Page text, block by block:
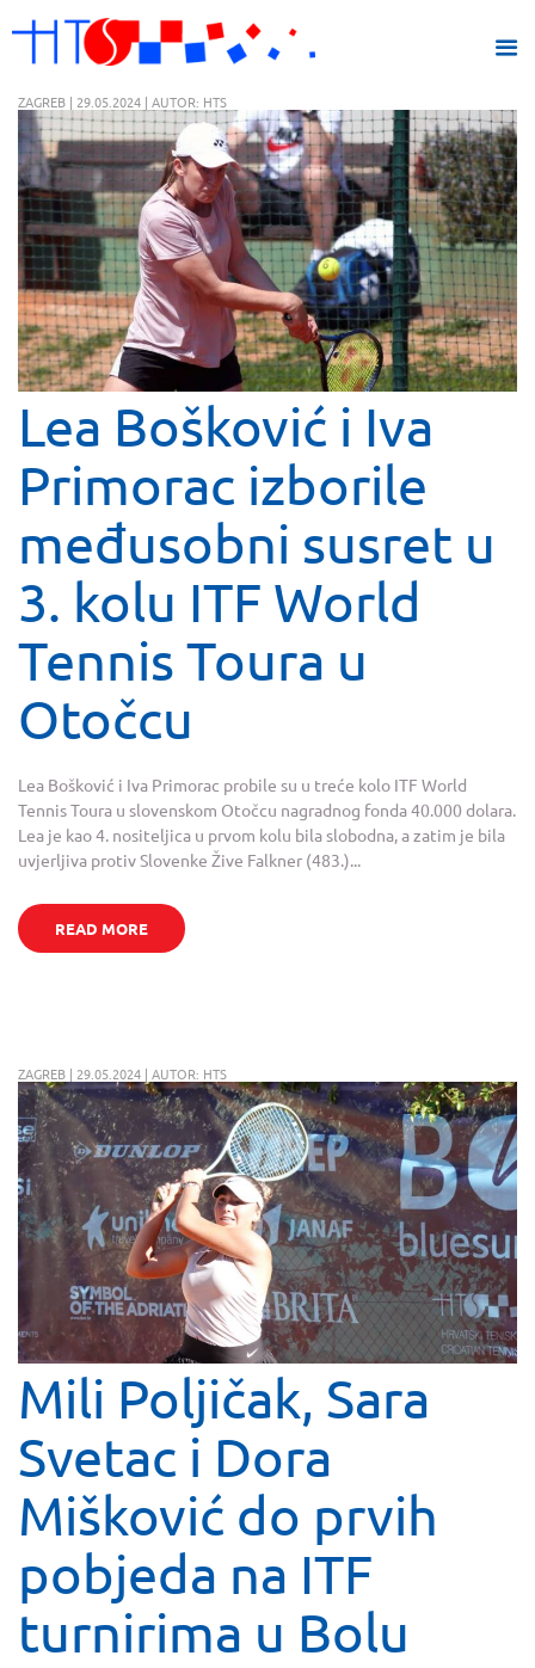
ZAGREB | 29.05.2024 | AUTOR: HTS
Lea Bošković i Iva
Primorac izborile
međusobni susret u
3. kolu ITF World
Tennis Toura u
Otočcu
Lea Bošković i Iva Primorac probile su u treće kolo ITF World
Tennis Toura u slovenskom Otočcu nagradnog fonda 40.000 dolara.
Lea je kao 4. nositeljica u prvom kolu bila slobodna, a zatim je bila
uvjerljiva protiv Slovenke Žive Falkner (483.)...
READ MORE
ZAGREB | 29.05.2024 | AUTOR: HTS
Mili Poljičak, Sara
Svetac i Dora
Mišković do prvih
pobjeda na ITF
turnirima u Bolu